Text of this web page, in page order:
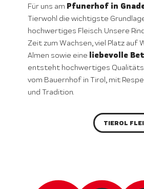
Für uns am Pfunerhof in
Tierwohl die wichtigste
hochwertiges Fleisch. Unsere
Zeit zum Wachsen, viel Platz auf
Almen sowie eine liebevolle
entsteht hochwertiges
vom Bauernhof in Tirol, mit
und Tradition.
TIEROL